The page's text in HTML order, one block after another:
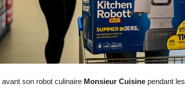
son robot culinaire Monsieur Cuisinependant les